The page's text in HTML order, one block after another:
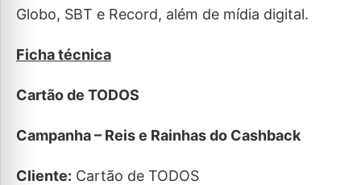
Globo, SBT e Record, além de mídia digital.
Ficha técnica
Cartão de TODOS
Campanha – Reis e Rainhas do Cashback
Cliente: Cartão de TODOS